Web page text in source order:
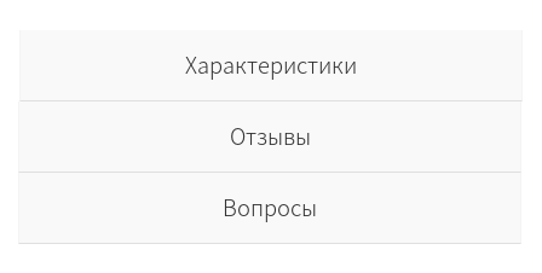
Характеристики
Отзывы
Вопросы